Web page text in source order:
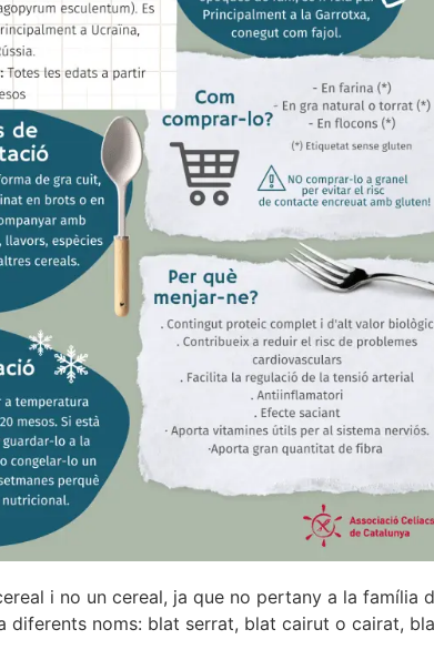
i no un cereal, ja que no pertany a la família
diferents noms: blat serrat, blat cairut o cairat,